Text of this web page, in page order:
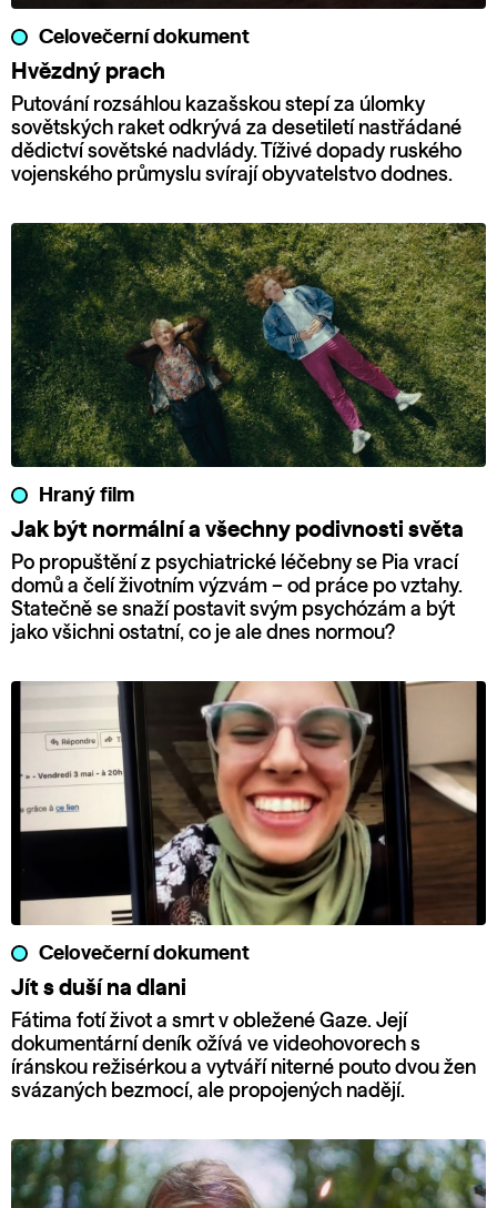
Celovečerní dokument
Hvězdný prach
Putování rozsáhlou kazašskou stepí za úlomky
sovětských raket odkrývá za desetiletí nastřádané
dědictví sovětské nadvlády. Tíživé dopady ruského
vojenského průmyslu svírají obyvatelstvo dodnes.
Hraný film
Jak být normální a všechny podivnosti světa
Po propuštění z psychiatrické léčebny se Pia vrací
domů a čelí životním výzvám – od práce po vztahy.
Statečně se snaží postavit svým psychózám a být
jako všichni ostatní, co je ale dnes normou?
Celovečerní dokument
Jít s duší na dlani
Fátima fotí život a smrt v obležené Gaze. Její
dokumentární deník ožívá ve videohovorech s
íránskou režisérkou a vytváří niterné pouto dvou žen
svázaných bezmocí, ale propojených nadějí.